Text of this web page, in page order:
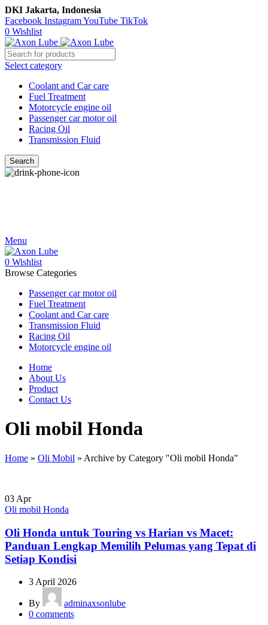
DKI Jakarta, Indonesia
Facebook InstagramYouTube TikTok
0 Wishlist
Select category
Coolant and Car care
Fuel Treatment
Motorcycle engine oil
Passenger car motor oil
Racing Oil
Transmission Fluid
Search
Menu
0 Wishlist
Browse Categories
Passenger car motor oil
Fuel Treatment
Coolant and Car care
Transmission Fluid
Racing Oil
Motorcycle engine oil
Home
About Us
Product
Contact Us
Oli mobil Honda
Home » Oli Mobil » Archive by Category "Oli mobil Honda"
03 Apr
Oli mobil Honda
Oli Honda untuk Touring vs Harian vs Macet:
Panduan Lengkap Memilih Pelumas yang Tepat di
Setiap Kondisi
3 April 2026
By
adminaxsonlube
0 comments